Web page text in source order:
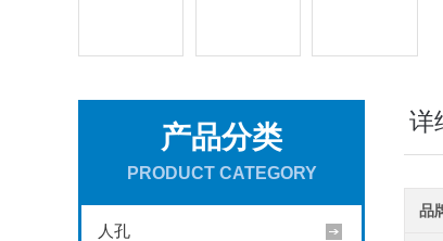
产品分类
PRODUCT CATEGORY
人孔
详
品